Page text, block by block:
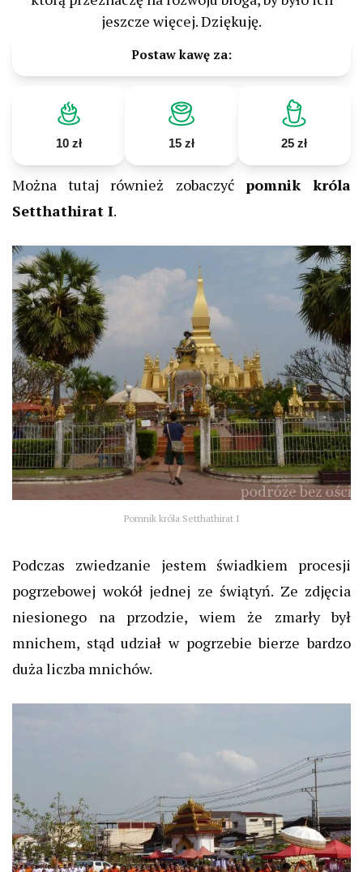
jeszcze więcej. Dziękuję.
Postaw kawę za:
10 zł 15 zł 25 zł
Można tutaj również zobaczyć pomnik króla
Setthathirat I.
Pomnik króla Setthathirat I
Podczas zwiedzanie jestem świadkiem procesji
pogrzebowej wokół jednej ze świątyń. Ze zdjęcia
niesionego na przodzie, wiem że zmarły był
mnichem, stąd udział w pogrzebie bierze bardzo
duża liczba mnichów.